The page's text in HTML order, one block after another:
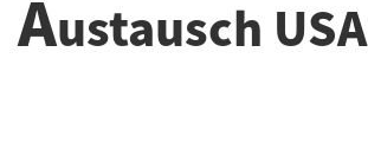
Austausch USA